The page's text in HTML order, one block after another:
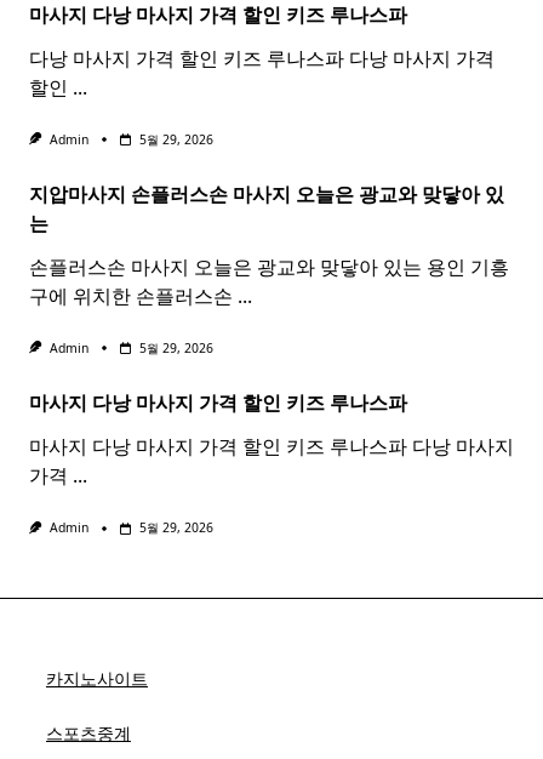
마사지 다낭마사지 가격 할인 키즈 루나스파
다낭 마사지 가격 할인 키즈 루나스파 다낭 마사지 가격
할인 ...
Admin 5월 29, 2026
지압마사지 손플러스손 마사지 오늘은 광교와 맞닿아 있
는
손플러스손 마사지 오늘은 광교와 맞닿아 있는 용인 기흥
구에 위치한 손플러스손 ...
Admin 5월 29, 2026
마사지 다낭마사지 가격 할인 키즈 루나스파
마사지 다낭 마사지 가격 할인 키즈 루나스파 다낭 마사지
가격 ...
Admin 5월 29, 2026
카지노사이트
스포츠중계